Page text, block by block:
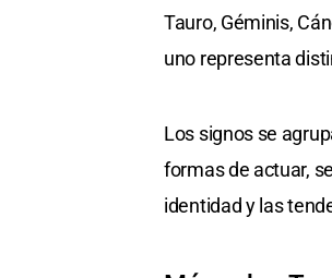
Tauro, Géminis,
uno representa
Los signos se
formas de actuar,
identidad y las